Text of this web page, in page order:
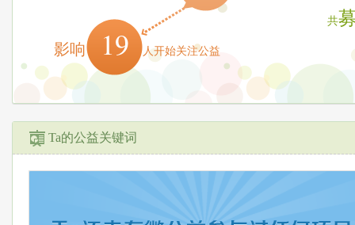
影响 19 人开始关注公益
共
Ta的公益关键词